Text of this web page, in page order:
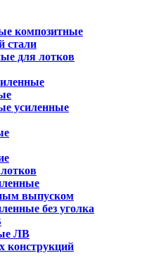
композитные
стали
для лотков
усиленные
выпуском
без уголка
ЛВ